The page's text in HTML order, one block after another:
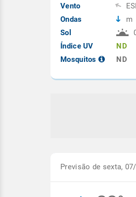
Vento
Ondas
Sol
Índice UV
Mosquitos
m
ND
ND
Previsão de sexta,